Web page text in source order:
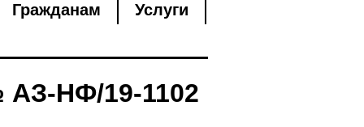
Гражданам Услуги
НФ/19-1102